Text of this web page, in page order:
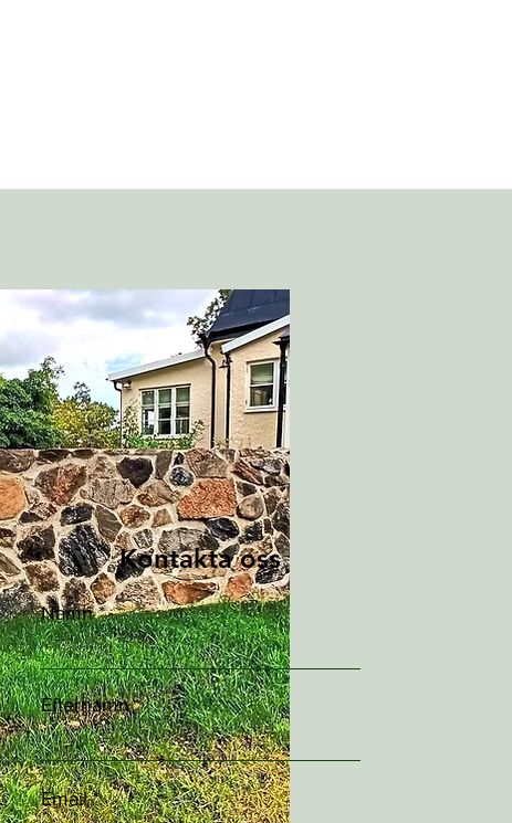
Kontakta oss
Namn
Efternamn
Email